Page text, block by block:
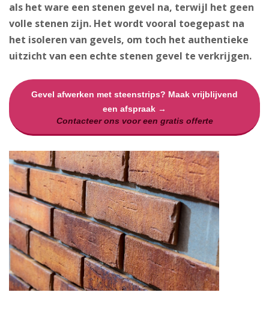
als het ware een stenen gevel na, terwijl het geen
volle stenen zijn. Het wordt vooral toegepast na
het isoleren van gevels, om toch het authentieke
uitzicht van een echte stenen gevel te verkrijgen.
Gevel afwerken met steenstrips? Maak vrijblijvend
een afspraak →
Contacteer ons voor een gratis offerte